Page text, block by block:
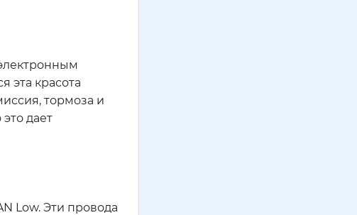
эта красота
тормоза и
дает
Low. Эти провода